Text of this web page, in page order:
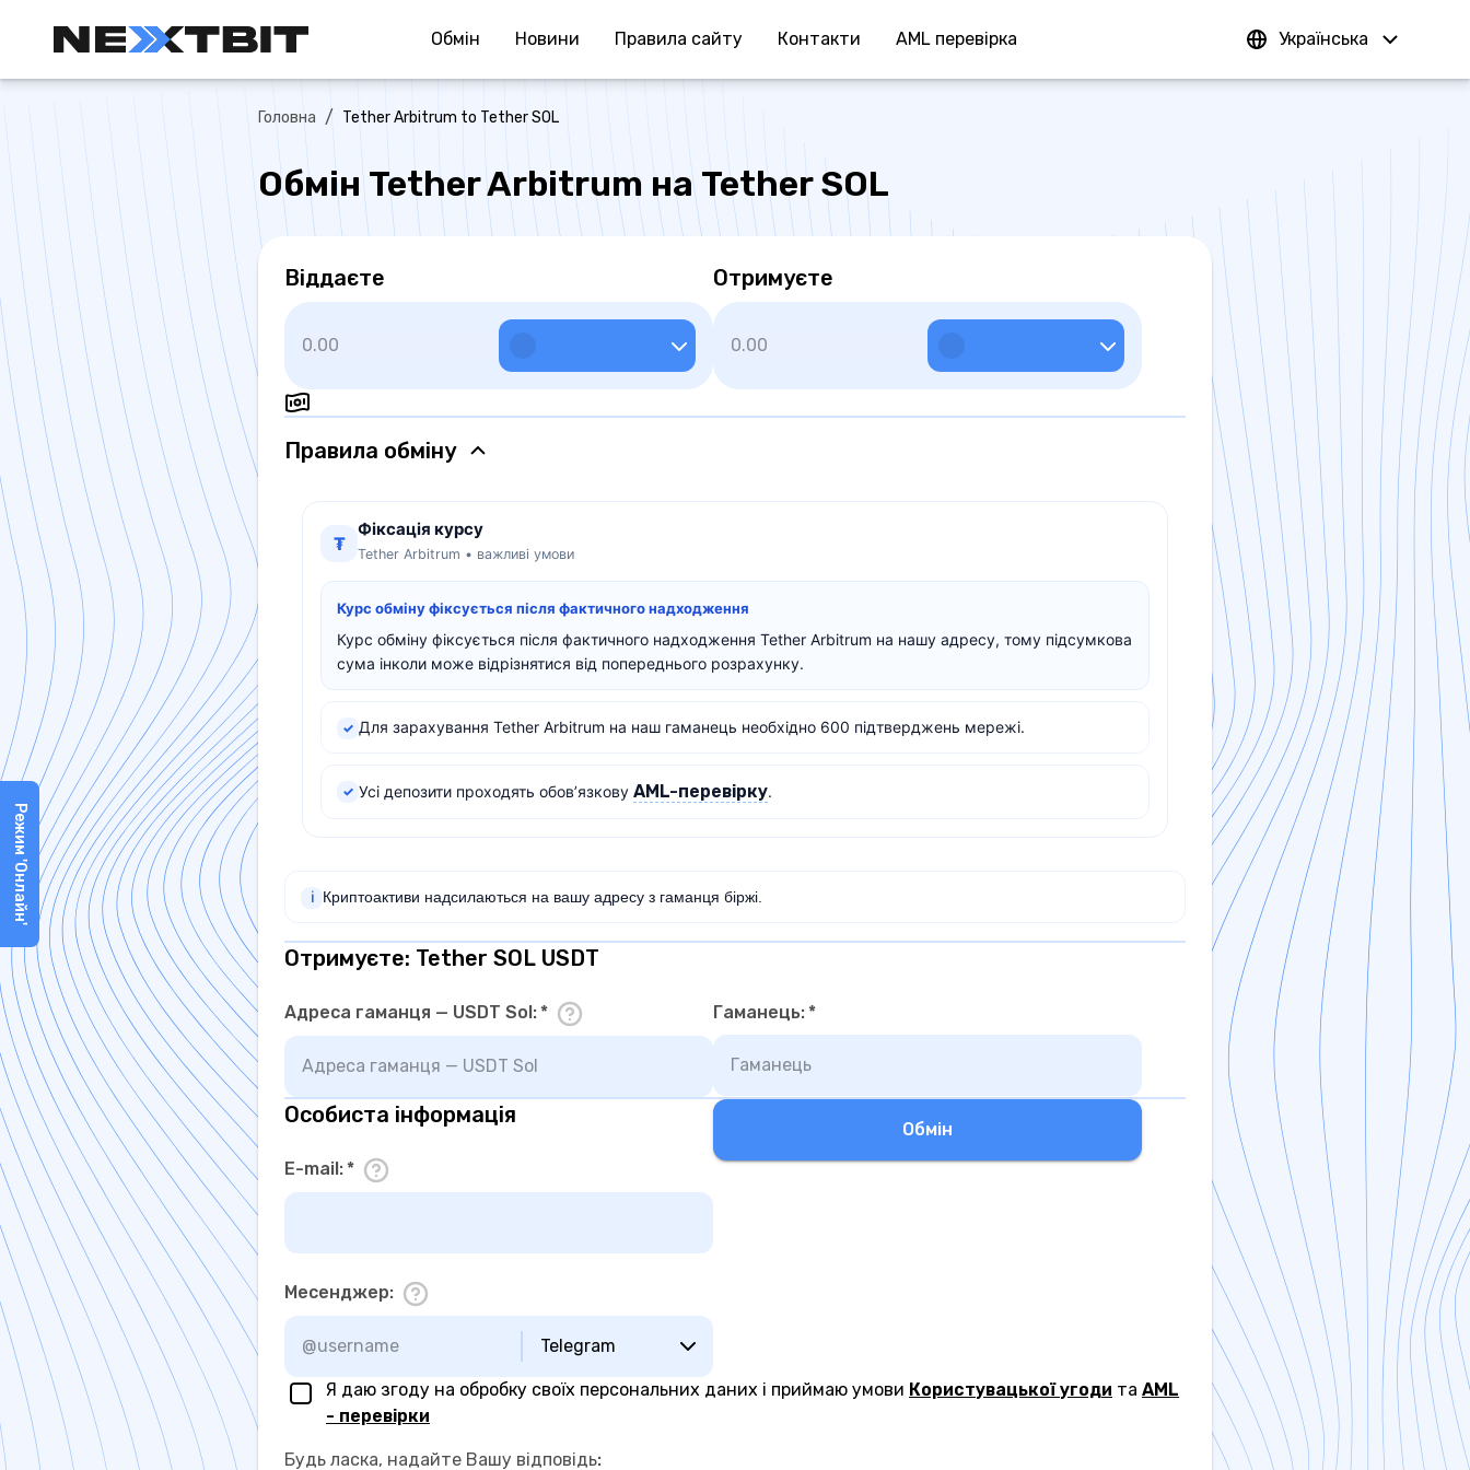
Обмiн Новини Правила сайту Контакти AML перевірка Українська
Головна / Tether Arbitrum to Tether SOL
Обмін Tether Arbitrum на Tether SOL
Віддаєте Отримуєте
Правила обмiну
₮
Фіксація курсу
Tether Arbitrum • важливі умови
Курс обміну фіксується після фактичного надходження
Курс обміну фіксується після фактичного надходження Tether Arbitrum на нашу адресу, тому підсумкова
сума інколи може відрізнятися від попереднього розрахунку.
✓ Для зарахування Tether Arbitrum на наш гаманець необхідно 600 підтверджень мережі.
✓ Усі депозити проходять обов’язкову AML-перевірку.
ℹ Криптоактиви надсилаються на вашу адресу з гаманця біржі.
Отримуєте: Tether SOL USDT
Адреса гаманця — USDT Sol:* Гаманець:*
Особиста інформація
E-mail:*
Месенджер:
Telegram
Обмiн
Я даю згоду на обробку своїх персональних даних і приймаю умови Користувацької угоди та AML
- перевірки
Будь ласка, надайте Вашу відповідь:
Режим 'Онлайн'